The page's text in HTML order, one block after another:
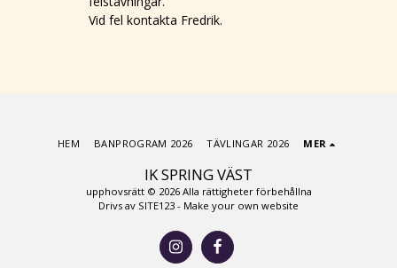
Vid fel kontakta Fredrik.
IK SPRING VÄST
upphovsrätt © 2026 Alla rättigheter förbehållna
Drivs av SITE123 - Make your own website
HEM BANPROGRAM 2026 TÄVLINGAR 2026 MER